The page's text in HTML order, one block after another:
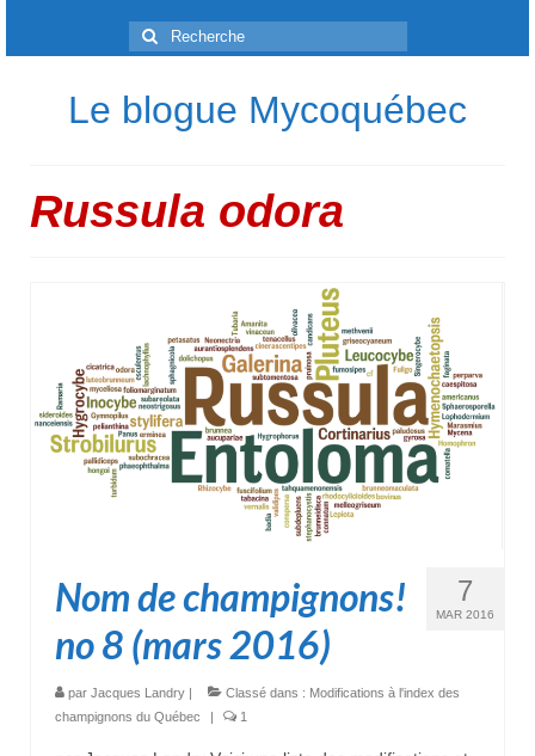
Rechercher
:
Le blogue Mycoquébec
Russula odora
7
MAR 2016
Nom de champignons!
no 8 (mars 2016)
par Jacques Landry Classé dans : Modifications à l'index des
champignons du Québec
1